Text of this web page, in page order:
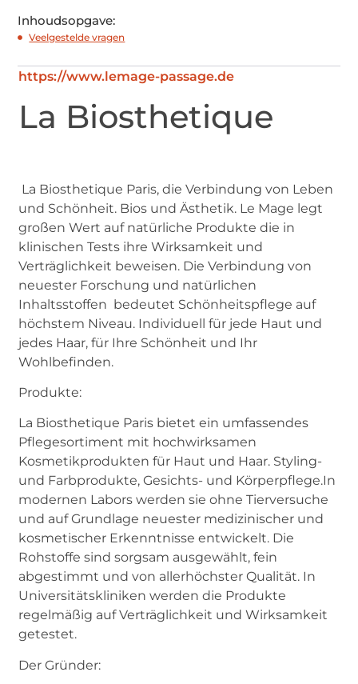
Inhoudsopgave:
Veelgestelde vragen
https://www.lemage-passage.de
La Biosthetique
La Biosthetique Paris, die Verbindung von Leben
und Schönheit. Bios und Ästhetik. Le Mage legt
großen Wert auf natürliche Produkte die in
klinischen Tests ihre Wirksamkeit und
Verträglichkeit beweisen. Die Verbindung von
neuester Forschung und natürlichen
Inhaltsstoffen bedeutet Schönheitspflege auf
höchstem Niveau. Individuell für jede Haut und
jedes Haar, für Ihre Schönheit und Ihr
Wohlbefinden.
Produkte:
La Biosthetique Paris bietet ein umfassendes
Pflegesortiment mit hochwirksamen
Kosmetikprodukten für Haut und Haar. Styling-
und Farbprodukte, Gesichts- und Körperpflege.In
modernen Labors werden sie ohne Tierversuche
und auf Grundlage neuester medizinischer und
kosmetischer Erkenntnisse entwickelt. Die
Rohstoffe sind sorgsam ausgewählt, fein
abgestimmt und von allerhöchster Qualität. In
Universitätskliniken werden die Produkte
regelmäßig auf Verträglichkeit und Wirksamkeit
getestet.
Der Gründer: